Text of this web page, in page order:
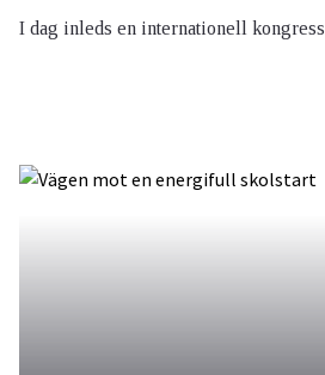
I dag inleds en internationell kongress